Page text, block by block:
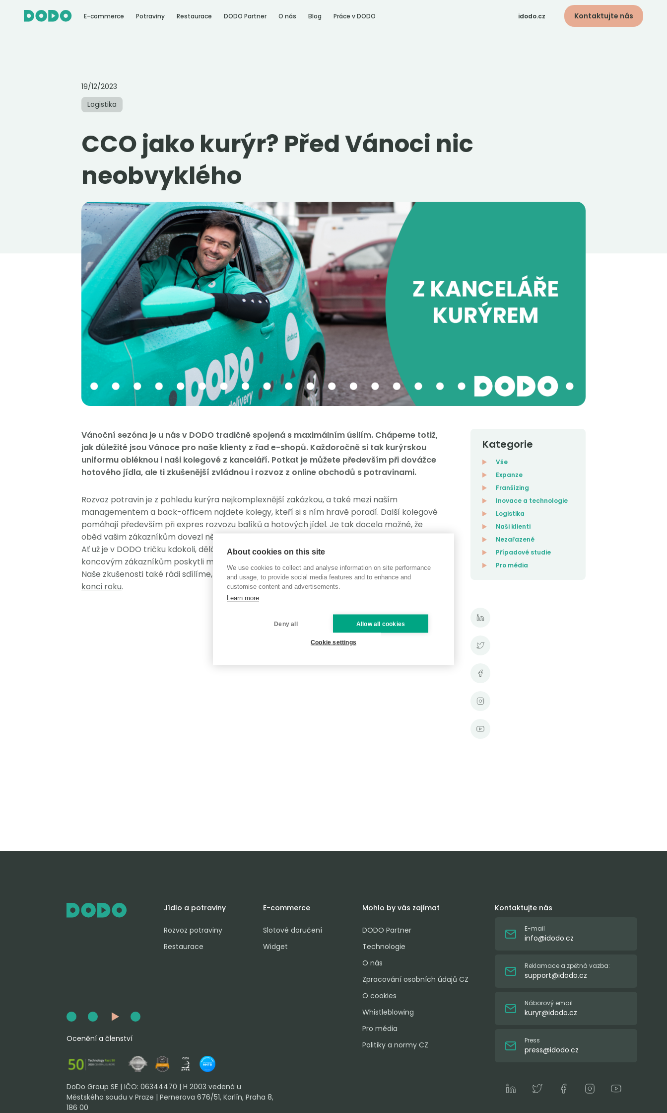
E-commerce Potraviny Restaurace DODO Partner O nás Blog Práce v DODO
idodo.cz
Kontaktujte nás
19/12/2023
Logistika
CCO jako kurýr? Před Vánoci nic
neobvyklého
Vánoční sezóna je u nás v DODO tradičně spojená s maximálním úsilím. Chápeme totiž,
jak důležité jsou Vánoce pro naše klienty z řad e-shopů. Každoročně si tak kurýrskou
uniformu obléknou i naši kolegové z kanceláří. Potkat je můžete především při dovážce
hotového jídla, ale ti zkušenější zvládnou i rozvoz z online obchodů s potravinami.
Rozvoz potravin je z pohledu kurýra nejkomplexnější zakázkou, a také mezi naším
managementem a back-officem najdete kolegy, kteří si s ním hravě poradí. Další kolegové
pomáhají především při expres rozvozu balíků a hotových jídel. Je tak docela možné, že
oběd vašim zákazníkům dovezl někdo z našeho managementu.
Ať už je v DODO tričku kdokoli, děláme maximum pro to, abychom dodrželi termíny a
koncovým zákazníkům poskytli maximální servis. A to nejen o Vánocích, ale po celý rok.
Naše zkušenosti také rádi sdílíme, třeba jako včlánku 10 tipů pro hladký rozvoz potravin na
konci roku.
Kategorie
Vše
Expanze
Franšízing
Inovace a technologie
Logistika
Naši klienti
Nezařazené
Případové studie
Pro média
Jídlo a potraviny
Rozvoz potraviny
Restaurace
E-commerce
Slotové doručení
Widget
Mohlo by vás zajímat
DODO Partner
Technologie
O nás
Zpracování osobních údajů CZ
O cookies
Whistleblowing
Pro média
Politiky a normy CZ
Kontaktujte nás
E-mail
info@idodo.cz
Reklamace a zpětná vazba:
support@idodo.cz
Náborový email
kuryr@idodo.cz
Press
press@idodo.cz
Ocenění a členství
DoDo Group SE | IČO: 06344470 | H 2003 vedená u
Městského soudu v Praze | Pernerova 676/51, Karlín, Praha 8,
186 00
About cookies on this site
We use cookies to collect and analyse information on site performance
and usage, to provide social media features and to enhance and
customise content and advertisements.
Learn more
Deny all Allow all cookies
Cookie settings